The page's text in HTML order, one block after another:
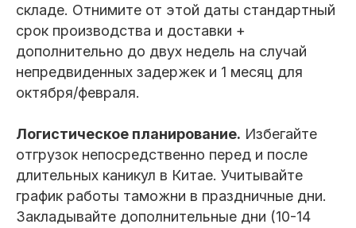
складе. Отнимите от этой даты стандартный
срок производства и доставки +
дополнительно до двух недель на случай
непредвиденных задержек и 1 месяц для
октября/февраля.
Логистическое планирование. Избегайте
отгрузок непосредственно перед и после
длительных каникул в Китае. Учитывайте
график работы таможни в праздничные дни.
Закладывайте дополнительные дни (10-14